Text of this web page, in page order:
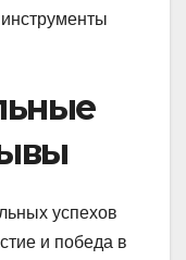
успехов
и победа в